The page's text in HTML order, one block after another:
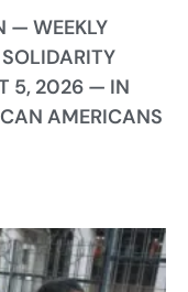
— WEEKLY
5, 2026 — IN
AMERICANS